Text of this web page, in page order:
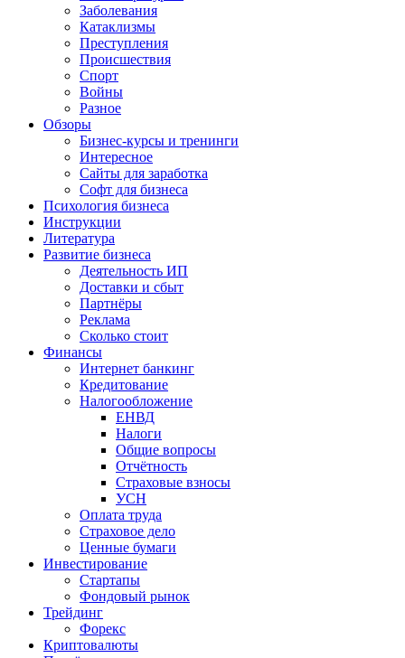
Заболевания
Катаклизмы
Преступления
Происшествия
Спорт
Войны
Разное
Обзоры
Бизнес-курсы и тренинги
Интересное
Сайты для заработка
Софт для бизнеса
Психология бизнеса
Инструкции
Литература
Развитие бизнеса
Деятельность ИП
Доставки и сбыт
Партнёры
Реклама
Сколько стоит
Финансы
Интернет банкинг
Кредитование
Налогообложение
ЕНВД
Налоги
Общие вопросы
Отчётность
Страховые взносы
УСН
Оплата труда
Страховое дело
Ценные бумаги
Инвестирование
Стартапы
Фондовый рынок
Трейдинг
Форекс
Криптовалюты